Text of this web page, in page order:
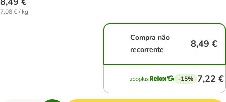
7,08 € / kg
Compra não
recorrente
8,49 €
-15% 7,22 €